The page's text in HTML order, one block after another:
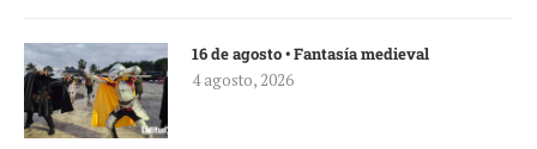
16 de agosto • Fantasía medieval
4 agosto, 2026